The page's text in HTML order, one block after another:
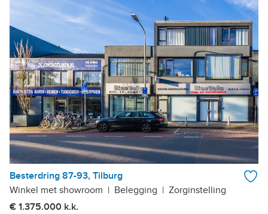
Besterdring 87-93, Tilburg
Winkel met showroom | Belegging | Zorginstelling
€ 1.375.000 k.k.